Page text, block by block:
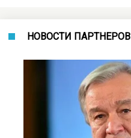
НОВОСТИ ПАРТНЕРОВ